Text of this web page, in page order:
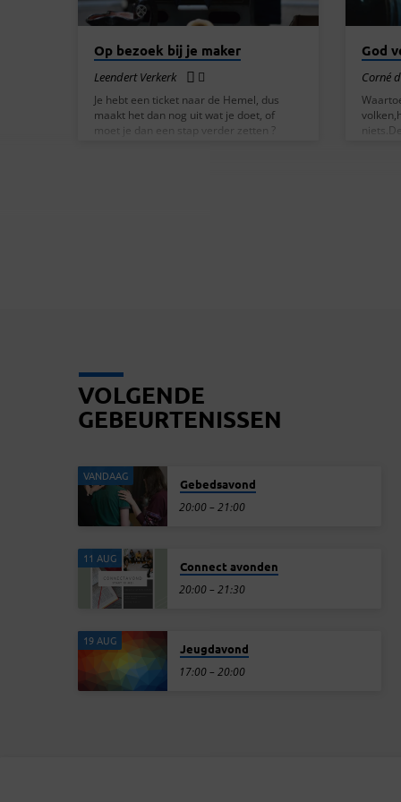
Op bezoek bij je maker
Leendert Verkerk
Je hebt een ticket naar de Hemel, dus
maakt het dan nog uit wat je doet, of
moet je dan een stap verder zetten ?
God
Corné
VOLGENDE
GEBEURTENISSEN
VANDAAG
Gebedsavond
20:00 – 21:00
11 AUG
Connect avonden
20:00 – 21:30
19 AUG
Jeugdavond
17:00 – 20:00